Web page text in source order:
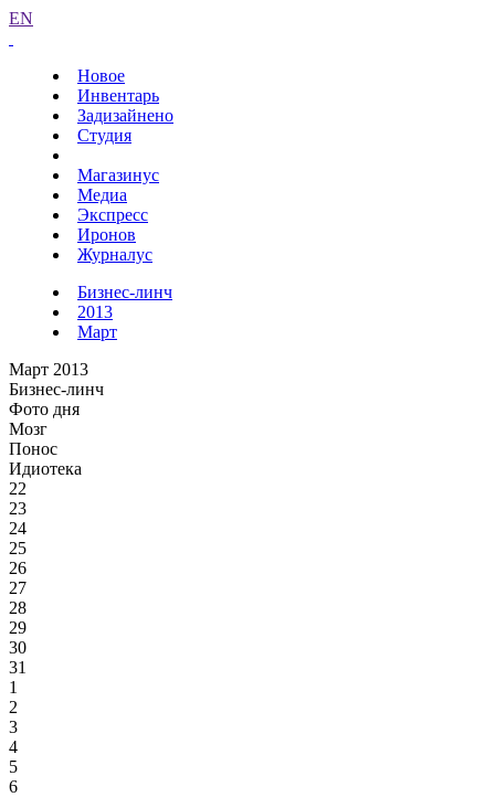
EN
Новое
Инвентарь
Задизайнено
Студия
Магазинус
Медиа
Экспресс
Иронов
Журналус
Бизнес-линч
2013
Март
Март 2013
Бизнес-линч
Фото дня
Мозг
Понос
Идиотека
22
23
24
25
26
27
28
29
30
31
1
2
3
4
5
6